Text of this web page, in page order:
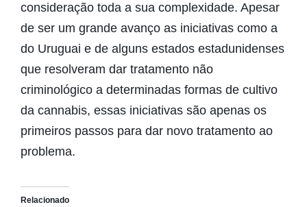
consideração toda a sua complexidade. Apesar
de ser um grande avanço as iniciativas como a
do Uruguai e de alguns estados estadunidenses
que resolveram dar tratamento não
criminológico a determinadas formas de cultivo
da cannabis, essas iniciativas são apenas os
primeiros passos para dar novo tratamento ao
problema.
Relacionado